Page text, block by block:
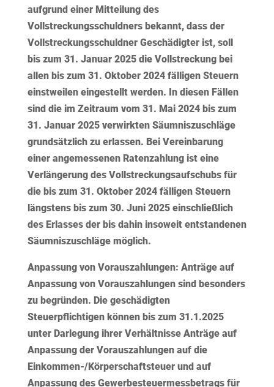
aufgrund einer Mitteilung des
Vollstreckungsschuldners bekannt, dass der
Vollstreckungsschuldner Geschädigter ist, soll
bis zum 31. Januar 2025 die Vollstreckung bei
allen bis zum 31. Oktober 2024 fälligen Steuern
einstweilen eingestellt werden. In diesen Fällen
sind die im Zeitraum vom 31. Mai 2024 bis zum
31. Januar 2025 verwirkten Säumniszuschläge
grundsätzlich zu erlassen. Bei Vereinbarung
einer angemessenen Ratenzahlung ist eine
Verlängerung des Vollstreckungsaufschubs für
die bis zum 31. Oktober 2024 fälligen Steuern
längstens bis zum 30. Juni 2025 einschließlich
des Erlasses der bis dahin insoweit entstandenen
Säumniszuschläge möglich.
Anpassung von Vorauszahlungen: Anträge auf
Anpassung von Vorauszahlungen sind besonders
zu begründen. Die geschädigten
Steuerpflichtigen können bis zum 31.1.2025
unter Darlegung ihrer Verhältnisse Anträge auf
Anpassung der Vorauszahlungen auf die
Einkommen-/Körperschaftsteuer und auf
Anpassung des Gewerbesteuermessbetrags für